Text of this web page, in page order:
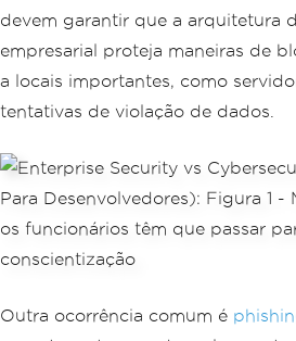
devem garantir que a arquitetura
empresarial proteja maneiras de
a locais importantes, como
tentativas de violação de dados.
Outra ocorrência comum é